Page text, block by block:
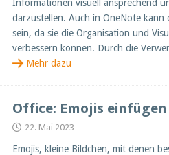
Informationen visuell ansprechend
darzustellen. Auch in OneNote kann
sein, da sie die Organisation und
verbessern können. Durch die
Mehr dazu
Office: Emojis einfügen
22. Mai 2023
Emojis, kleine Bildchen, mit denen